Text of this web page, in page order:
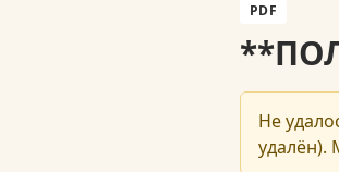
PDF
Не
удалён).